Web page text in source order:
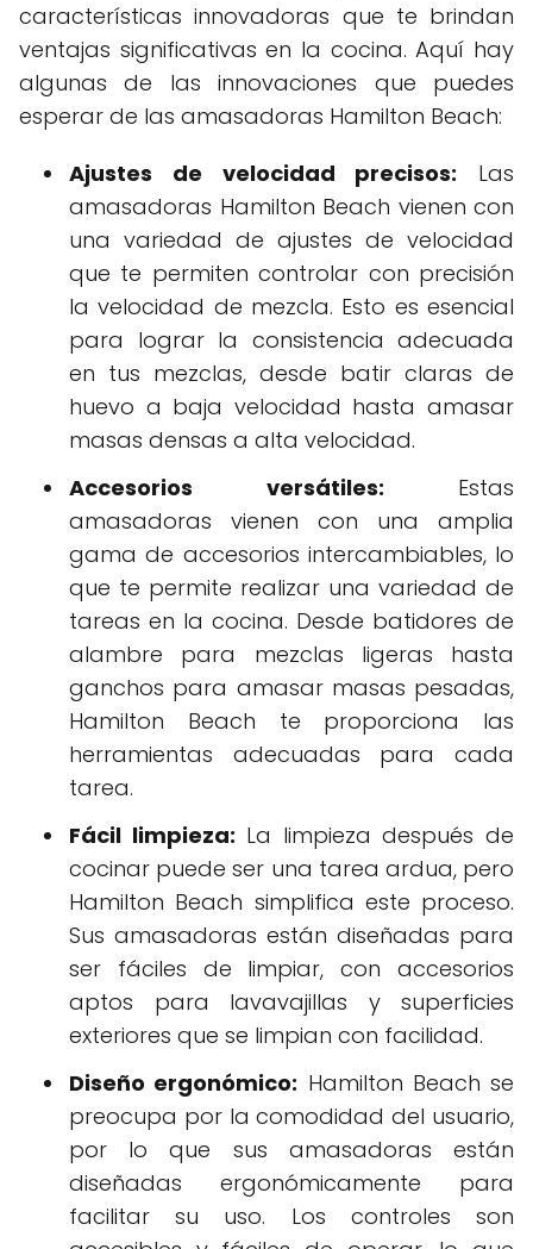
características innovadoras que te brindan
ventajas significativas en la cocina. Aquí hay
algunas de las innovaciones que puedes
esperar de las amasadoras Hamilton Beach:
Ajustes de velocidad precisos: Las
amasadoras Hamilton Beach vienen con
una variedad de ajustes de velocidad
que te permiten controlar con precisión
la velocidad de mezcla. Esto es esencial
para lograr la consistencia adecuada
en tus mezclas, desde batir claras de
huevo a baja velocidad hasta amasar
masas densas a alta velocidad.
Accesorios versátiles: Estas
amasadoras vienen con una amplia
gama de accesorios intercambiables, lo
que te permite realizar una variedad de
tareas en la cocina. Desde batidores de
alambre para mezclas ligeras hasta
ganchos para amasar masas pesadas,
Hamilton Beach te proporciona las
herramientas adecuadas para cada
tarea.
Fácil limpieza: La limpieza después de
cocinar puede ser una tarea ardua, pero
Hamilton Beach simplifica este proceso.
Sus amasadoras están diseñadas para
ser fáciles de limpiar, con accesorios
aptos para lavavajillas y superficies
exteriores que se limpian con facilidad.
Diseño ergonómico: Hamilton Beach se
preocupa por la comodidad del usuario,
por lo que sus amasadoras están
diseñadas ergonómicamente para
facilitar su uso. Los controles son